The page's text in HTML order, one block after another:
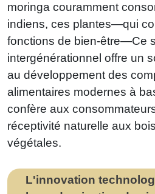
moringa couramment
indiens, ces plantes—qui
fonctions de bien-être—Ce
intergénérationnel offre un
au développement des
alimentaires modernes à
confère aux
réceptivité naturelle aux
végétales.
L'innovation